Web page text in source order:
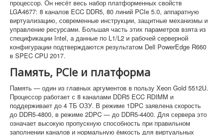
процессор. Он несёт весь набор платформенных свойств
LGA4677: 8 каналов ECC DDR5, 80 линий PCIe 5.0, аппаратную
виртуализацию, современные инструкции, защитные механизмы и
управление ресурсами. Большая часть этих параметров взята из
спецификации Intel, а данные по L1/L2 и рабочей серверной
конфигурации подтверждаются результатом Dell PowerEdge R660
в SPEC CPU 2017.
Память, PCIe и платформа
Память — один из главных аргументов в пользу Xeon Gold 5512U.
Процессор работает с 8 каналами DDR5 ECC RDIMM и
поддерживает до 4 ТБ ОЗУ. В режиме 1DPC заявлена скорость
до DDR5-4800, в режиме 2DPC — до DDR5-4400. Для сервера это
означает высокую пропускную способность при правильном
заполнении каналов и нормальную ёмкость для виртуальных